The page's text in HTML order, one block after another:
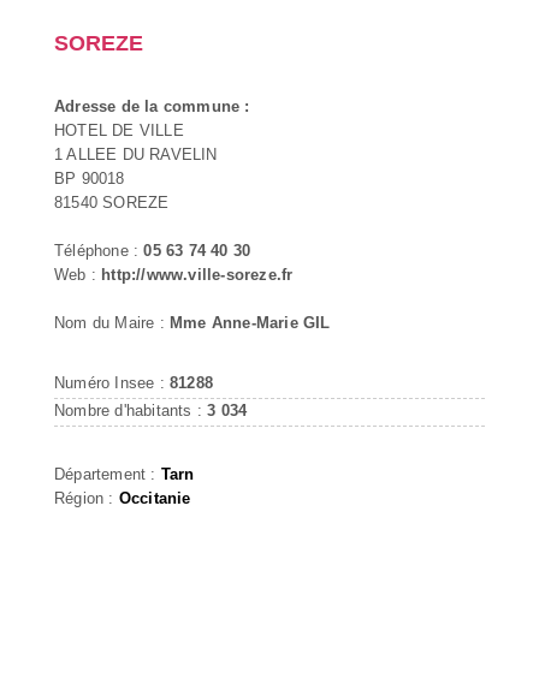
SOREZE
Adresse de la commune :
HOTEL DE VILLE
1 ALLEE DU RAVELIN
BP 90018
81540 SOREZE
Téléphone :05 63 74 40 30
Web : http://www.ville-soreze.fr
Nom du Maire : Mme Anne-Marie GIL
Numéro Insee : 81288
Nombre d'habitants :3 034
Département : Tarn
Région : Occitanie